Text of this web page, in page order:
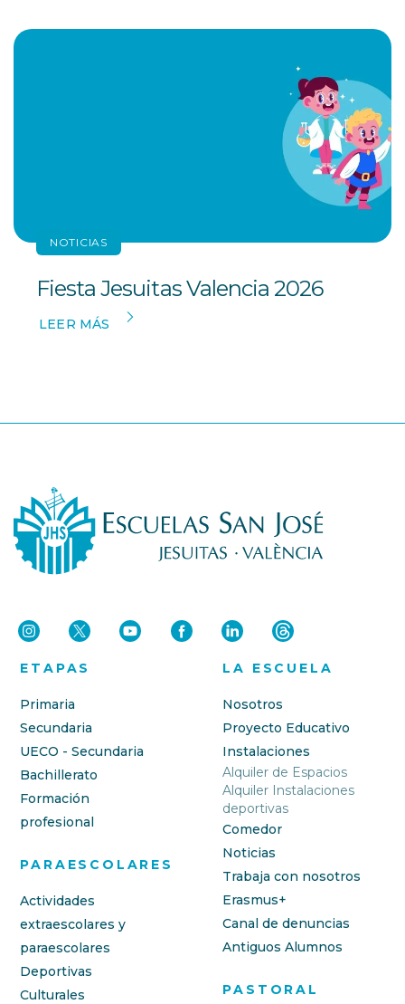
NOTICIAS
Fiesta Jesuitas Valencia 2026
LEER MÁS
ETAPAS
Primaria
Secundaria
UECO - Secundaria
Bachillerato
Formación
profesional
PARAESCOLARES
Actividades
extraescolares y
paraescolares
Deportivas
Culturales
LA ESCUELA
Nosotros
Proyecto Educativo
Instalaciones
Alquiler de Espacios
Alquiler Instalaciones
deportivas
Comedor
Noticias
Trabaja con nosotros
Erasmus+
Canal de denuncias
Antiguos Alumnos
PASTORAL